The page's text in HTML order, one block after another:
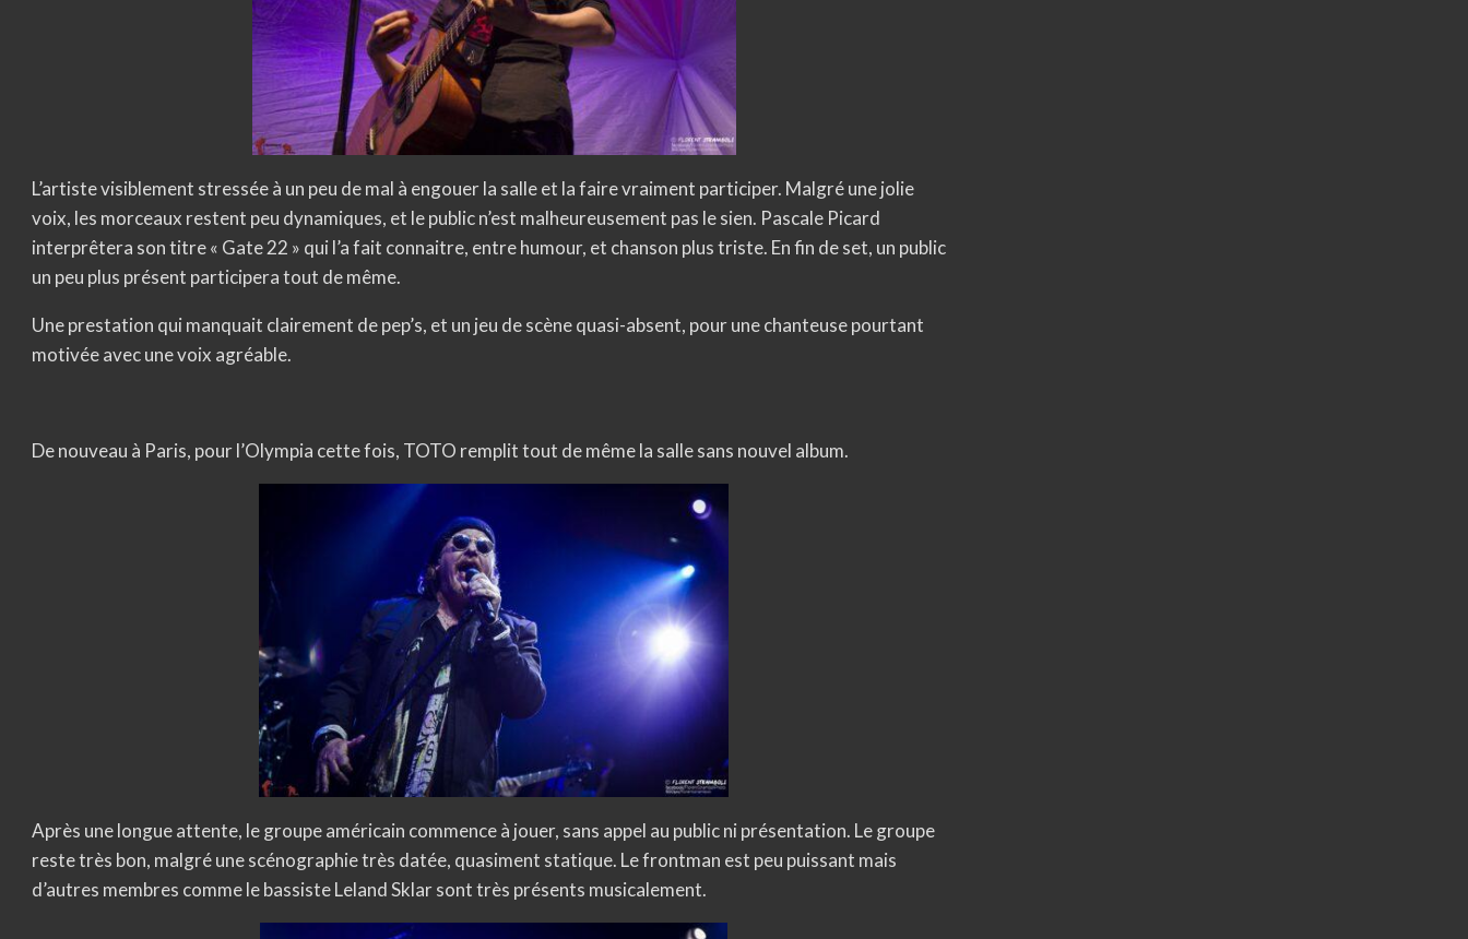
L’artiste visiblement stressée à un peu de mal à engouer la salle et la faire vraiment participer. Malgré une jolie
voix, les morceaux restent peu dynamiques, et le public n’est malheureusement pas le sien. Pascale Picard
interprêtera son titre « Gate 22 » qui l’a fait connaitre, entre humour, et chanson plus triste. En fin de set, un public
un peu plus présent participera tout de même.
Une prestation qui manquait clairement de pep’s, et un jeu de scène quasi-absent, pour une chanteuse pourtant
motivée avec une voix agréable.
De nouveau à Paris, pour l’Olympia cette fois, TOTO remplit tout de même la salle sans nouvel album.
Après une longue attente, le groupe américain commence à jouer, sans appel au public ni présentation. Le groupe
reste très bon, malgré une scénographie très datée, quasiment statique. Le frontman est peu puissant mais
d’autres membres comme le bassiste Leland Sklar sont très présents musicalement.